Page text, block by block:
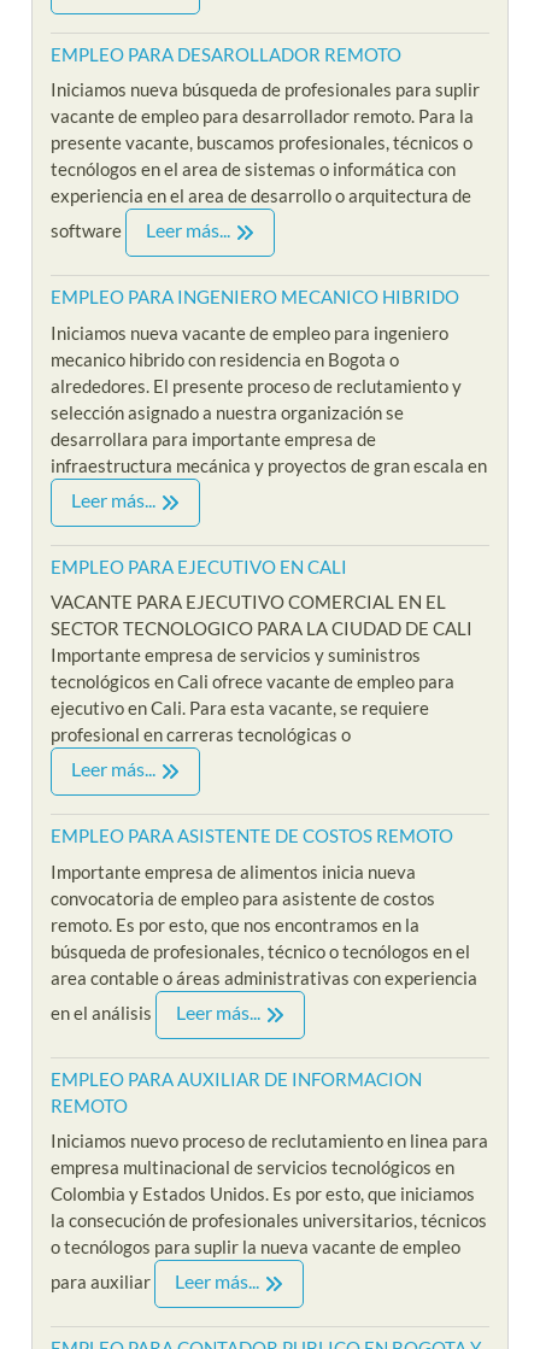
EMPLEO PARA DESAROLLADOR REMOTO
Iniciamos nueva búsqueda de profesionales para suplir
vacante de empleo para desarrollador remoto. Para la
presente vacante, buscamos profesionales, técnicos o
tecnólogos en el area de sistemas o informática con
experiencia en el area de desarrollo o arquitectura de
software
Leer más...
EMPLEO PARA INGENIERO MECANICO HIBRIDO
Iniciamos nueva vacante de empleo para ingeniero
mecanico hibrido con residencia en Bogota o
alrededores. El presente proceso de reclutamiento y
selección asignado a nuestra organización se
desarrollara para importante empresa de
infraestructura mecánica y proyectos de gran escala en
Leer más...
EMPLEO PARA EJECUTIVO EN CALI
VACANTE PARA EJECUTIVO COMERCIAL EN EL
SECTOR TECNOLOGICO PARA LA CIUDAD DE CALI
Importante empresa de servicios y suministros
tecnológicos en Cali ofrece vacante de empleo para
ejecutivo en Cali. Para esta vacante, se requiere
profesional en carreras tecnológicas o
Leer más...
EMPLEO PARA ASISTENTE DE COSTOS REMOTO
Importante empresa de alimentos inicia nueva
convocatoria de empleo para asistente de costos
remoto. Es por esto, que nos encontramos en la
búsqueda de profesionales, técnico o tecnólogos en el
area contable o áreas administrativas con experiencia
en el análisis
Leer más...
EMPLEO PARA AUXILIAR DE INFORMACION
REMOTO
Iniciamos nuevo proceso de reclutamiento en linea para
empresa multinacional de servicios tecnológicos en
Colombia y Estados Unidos. Es por esto, que iniciamos
la consecución de profesionales universitarios, técnicos
o tecnólogos para suplir la nueva vacante de empleo
para auxiliar
Leer más...